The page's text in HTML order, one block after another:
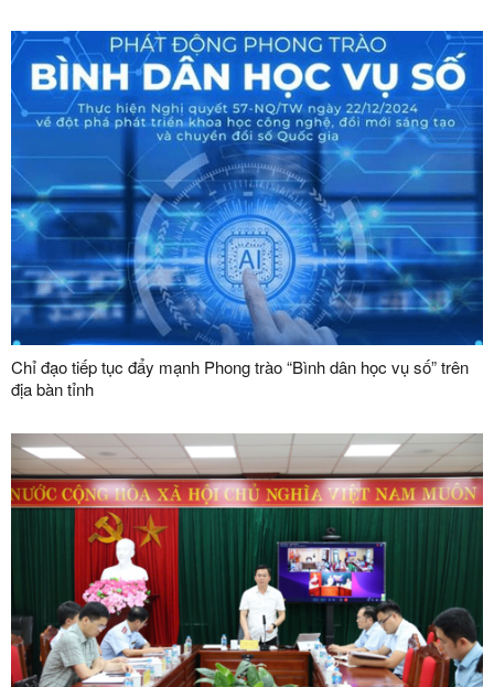
Chỉ đạo tiếp tục đẩy mạnh Phong trào “Bình dân học vụ số” trên
địa bàn tỉnh